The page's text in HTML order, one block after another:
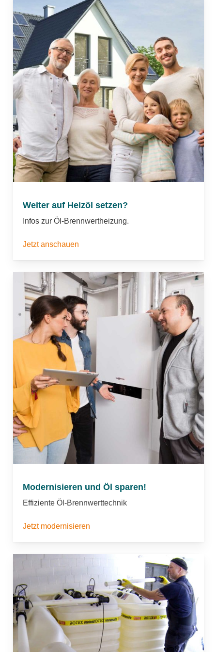
Weiter auf Heizöl setzen?
Infos zur Öl-Brennwertheizung.
Jetzt anschauen
Modernisieren und Öl sparen!
Effiziente Öl-Brennwerttechnik
Jetzt modernisieren